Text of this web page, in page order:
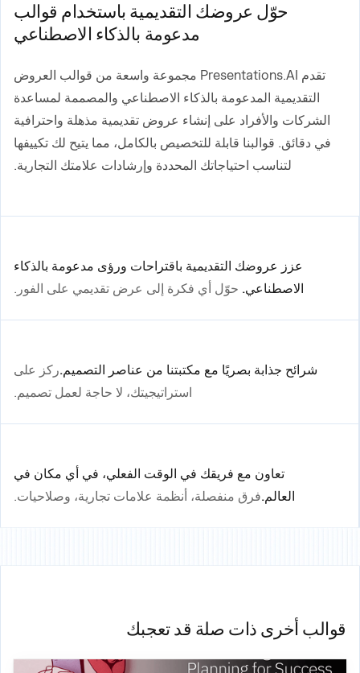
حوّل عروضك التقديمية باستخدام قوالب
مدعومة بالذكاء الاصطناعي
تقدم Presentations.AI مجموعة واسعة من قوالب العروض
التقديمية المدعومة بالذكاء الاصطناعي والمصممة لمساعدة
الشركات والأفراد على إنشاء عروض تقديمية مذهلة واحترافية
في دقائق. قوالبنا قابلة للتخصيص بالكامل، مما يتيح لك تكييفها
لتناسب احتياجاتك المحددة وإرشادات علامتك التجارية.
عزز عروضك التقديمية باقتراحات ورؤى مدعومة بالذكاء
الاصطناعي. حوّل أي فكرة إلى عرض تقديمي على الفور.
شرائح جذابة بصريًا مع مكتبتنا من عناصر التصميم.ركز على
استراتيجيتك، لا حاجة لعمل تصميم.
تعاون مع فريقك في الوقت الفعلي، في أي مكان في
العالم.فرق منفصلة، أنظمة علامات تجارية، وصلاحيات.
قوالب أخرى ذات صلة قد تعجبك